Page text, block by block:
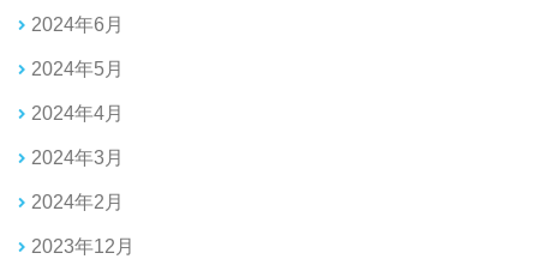
2024年6月
2024年5月
2024年4月
2024年3月
2024年2月
2023年12月